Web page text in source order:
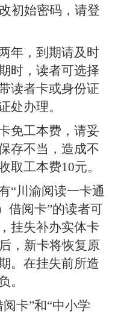
初始密码，请登
年，到期请及时
时，读者可选择
读者卡或身份证
处办理。
免工本费，请妥
存不当，造成不
取工本费10元。
“川渝阅读一卡通
借阅卡”的读者可
挂失补办实体卡
，新卡将恢复原
。在挂失前所造
。
卡”和“中小学